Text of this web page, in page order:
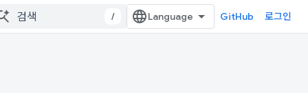
/ GitHub 로그인